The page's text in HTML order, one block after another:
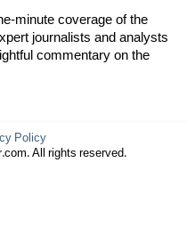
minute coverage of the
journalists and analysts
commentary on the
Policy
All rights reserved.